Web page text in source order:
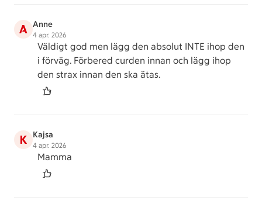
A Anne
4 apr. 2026
Väldigt god men lägg den absolut INTE ihop den
i förväg. Förbered curden innan och lägg ihop
den strax innan den ska ätas.
K Kajsa
4 apr. 2026
Mamma